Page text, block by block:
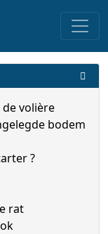
volière
bodem
?
rat